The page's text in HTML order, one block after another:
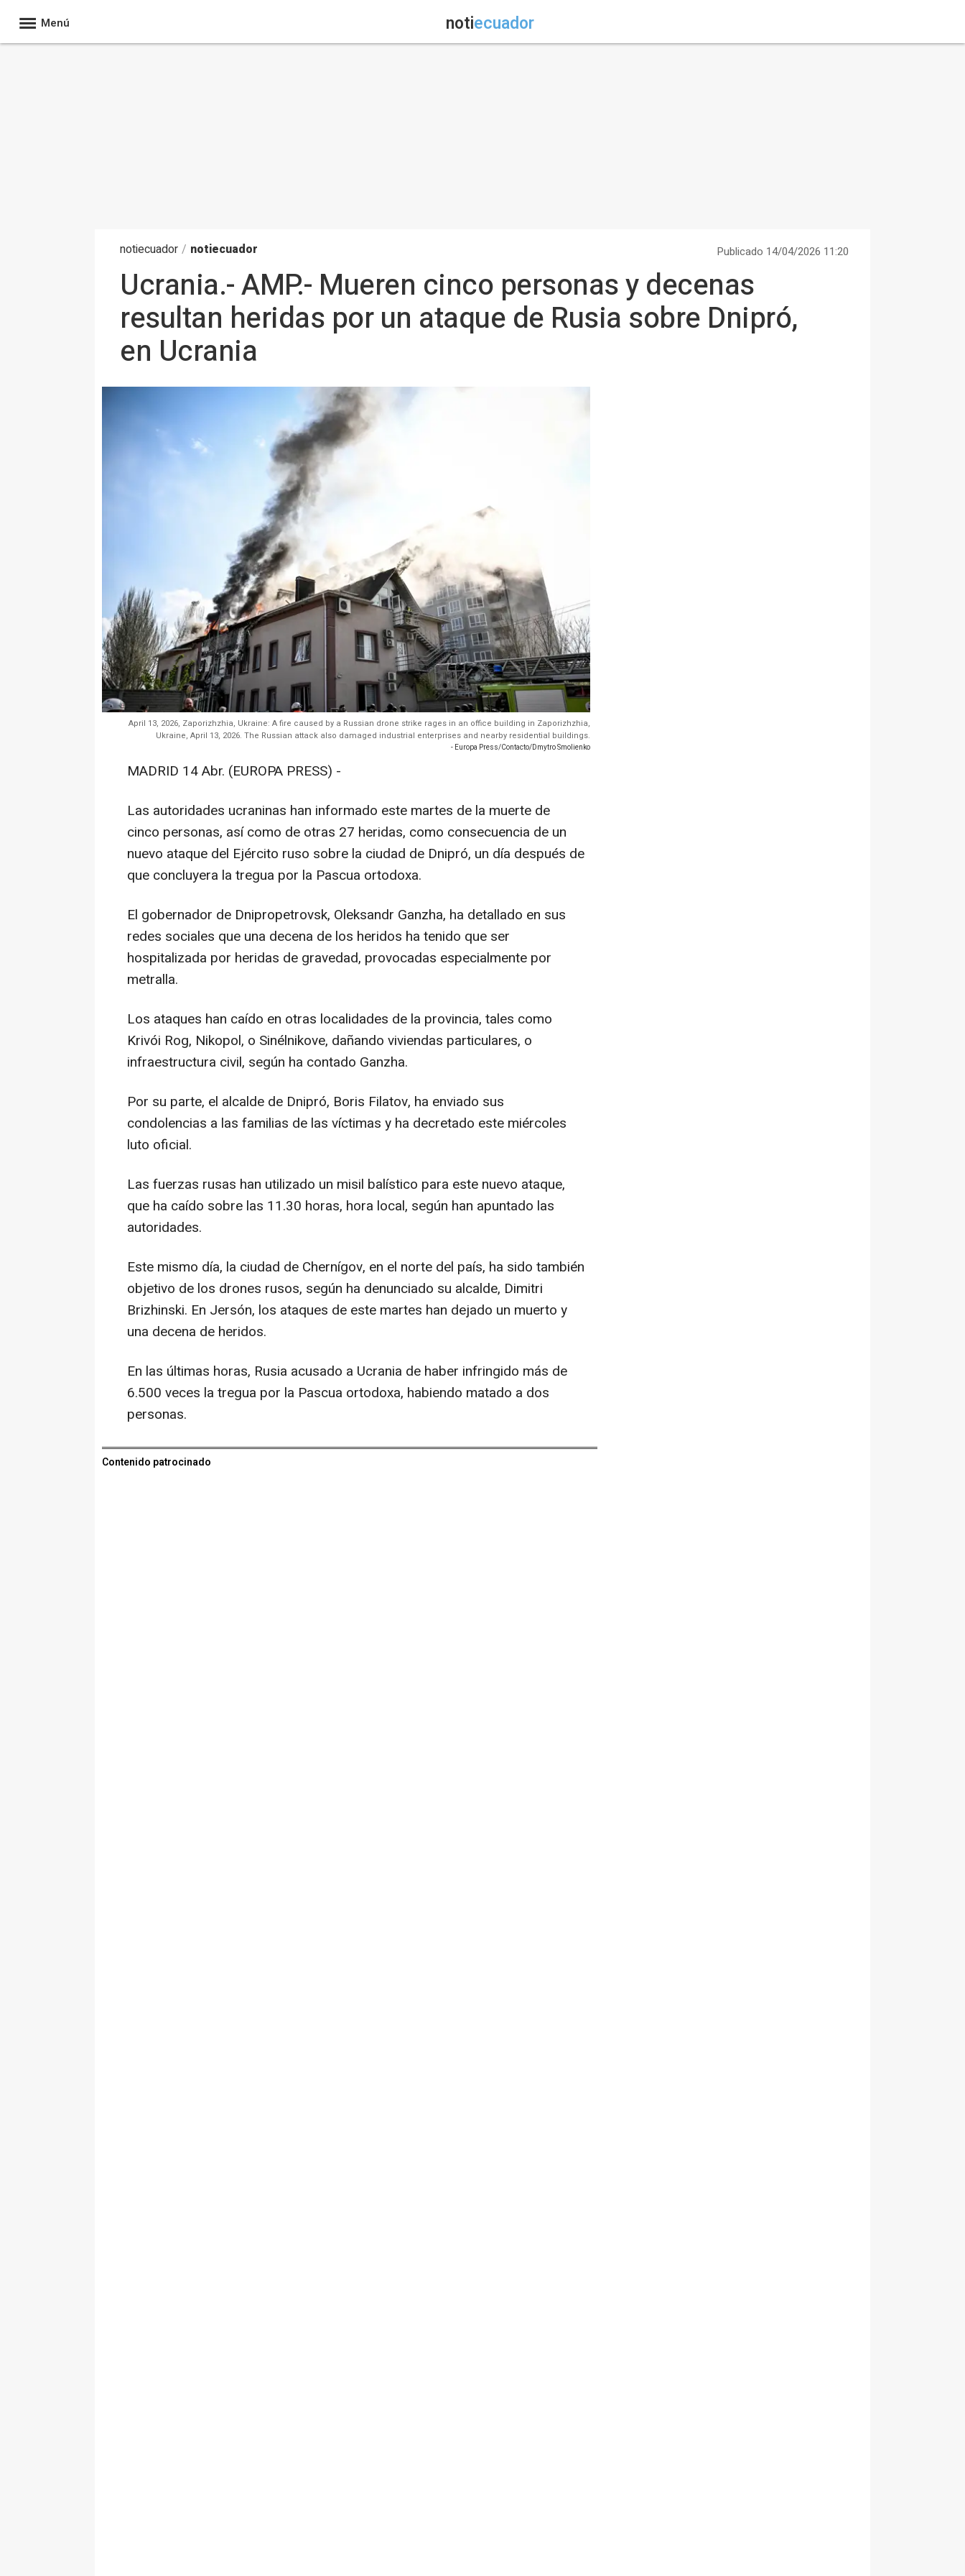
Menú notiecuador
notiecuador / notiecuador Publicado 14/04/2026 11:20
Ucrania.- AMP.- Mueren cinco personas y decenas
resultan heridas por un ataque de Rusia sobre Dnipró,
en Ucrania
April 13, 2026, Zaporizhzhia, Ukraine: A fire caused by a Russian drone strike rages in an office building in Zaporizhzhia,
Ukraine, April 13, 2026. The Russian attack also damaged industrial enterprises and nearby residential buildings.
- Europa Press/Contacto/Dmytro Smolienko
MADRID 14 Abr. (EUROPA PRESS) -
Las autoridades ucraninas han informado este martes de la muerte de
cinco personas, así como de otras 27 heridas, como consecuencia de un
nuevo ataque del Ejército ruso sobre la ciudad de Dnipró, un día después de
que concluyera la tregua por la Pascua ortodoxa.
El gobernador de Dnipropetrovsk, Oleksandr Ganzha, ha detallado en sus
redes sociales que una decena de los heridos ha tenido que ser
hospitalizada por heridas de gravedad, provocadas especialmente por
metralla.
Los ataques han caído en otras localidades de la provincia, tales como
Krivói Rog, Nikopol, o Sinélnikove, dañando viviendas particulares, o
infraestructura civil, según ha contado Ganzha.
Por su parte, el alcalde de Dnipró, Boris Filatov, ha enviado sus
condolencias a las familias de las víctimas y ha decretado este miércoles
luto oficial.
Las fuerzas rusas han utilizado un misil balístico para este nuevo ataque,
que ha caído sobre las 11.30 horas, hora local, según han apuntado las
autoridades.
Este mismo día, la ciudad de Chernígov, en el norte del país, ha sido también
objetivo de los drones rusos, según ha denunciado su alcalde, Dimitri
Brizhinski. En Jersón, los ataques de este martes han dejado un muerto y
una decena de heridos.
En las últimas horas, Rusia acusado a Ucrania de haber infringido más de
6.500 veces la tregua por la Pascua ortodoxa, habiendo matado a dos
personas.
Contenido patrocinado